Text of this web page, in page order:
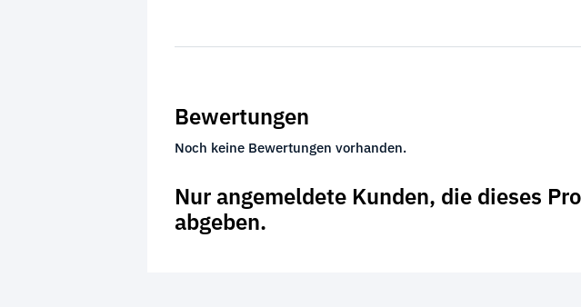
Bewertungen
Noch keine Bewertungen vorhanden.
Nur angemeldete Kunden, die dieses
abgeben.